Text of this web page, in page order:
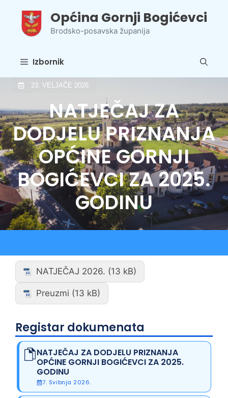
sadržaj
Općina Gornji Bogićevci
Brodsko-posavska županija
Izbornik
23. VELJAČE 2026.
NATJEČAJ ZA
DODJELU PRIZNANJA
OPĆINE GORNJI
BOGIĆEVCI ZA 2025.
GODINU
NATJEČAJ 2026.
Preuzmi
Registar dokumenata
NATJEČAJ ZA DODJELU PRIZNANJA
OPĆINE GORNJI BOGIĆEVCI ZA 2025.
GODINU
7. Svibnja 2026.